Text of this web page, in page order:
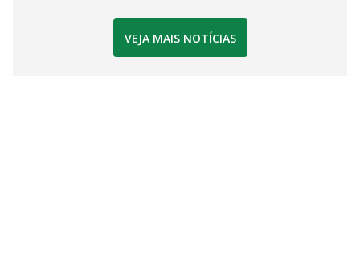
VEJA MAIS NOTÍCIAS